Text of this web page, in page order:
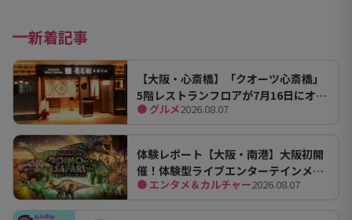
新着記事
【大阪・心斎橋】「クオーツ心斎橋」
5階レストランフロアが7月16日にオー
プン！ 全国初・関西初出店を含む多彩
な9店舗
● グルメ2026.08.07
体験レポート【大阪・南港】大阪初開
催！体験型ライブエンターテインメン
ト「DINO SAFARI（ディノ サファリ）
2026」で、大迫力の恐竜の世界を体験
● エンタメ＆カルチャー2026.08.07